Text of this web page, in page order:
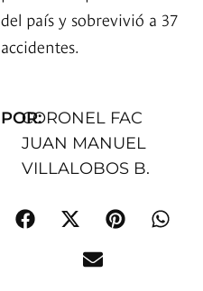
del país y sobrevivió a 37
accidentes.
POR:CORONEL FAC
JUAN MANUEL
VILLALOBOS B.